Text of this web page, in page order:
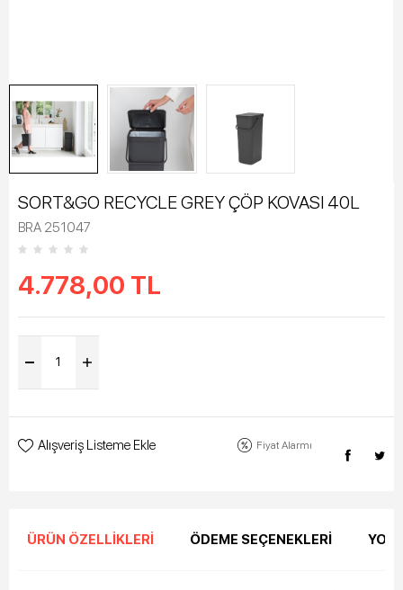
SORT&GO RECYCLE GREY ÇÖP KOVASI 40L
BRA 251047
4.778,00 TL
Alışveriş Listeme Ekle Fiyat Alarmı
ÜRÜN ÖZELLIKLERI ÖDEME SEÇENEKLERI